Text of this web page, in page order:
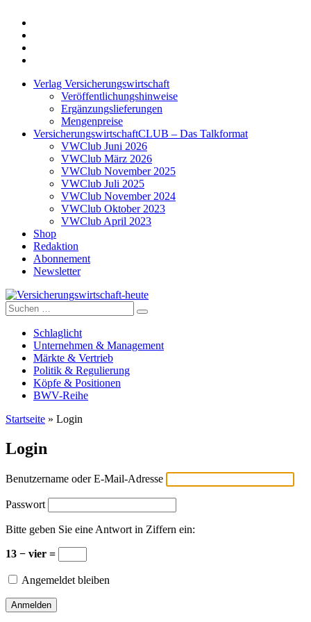
Verlag Versicherungswirtschaft
Veröffentlichungshinweise
Ergänzungslieferungen
Mengenpreise
VersicherungswirtschaftCLUB – Das Talkformat
VWClub Juni 2026
VWClub März 2026
VWClub November 2025
VWClub Juli 2025
VWClub November 2024
VWClub Oktober 2023
VWClub April 2023
Shop
Redaktion
Abonnement
Newsletter
Versicherungswirtschaft-heute
Suche
nach:
Schlaglicht
Unternehmen & Management
Märkte & Vertrieb
Politik & Regulierung
Köpfe & Positionen
BWV-Reihe
Startseite » Login
Login
Benutzername oder E-Mail-Adresse
Passwort
Bitte geben Sie eine Antwort in Ziffern ein:
13 − vier =
Angemeldet bleiben